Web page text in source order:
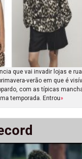
que vai invadir lojas e
verão em que é
com as típicas
temporada. Entrou»